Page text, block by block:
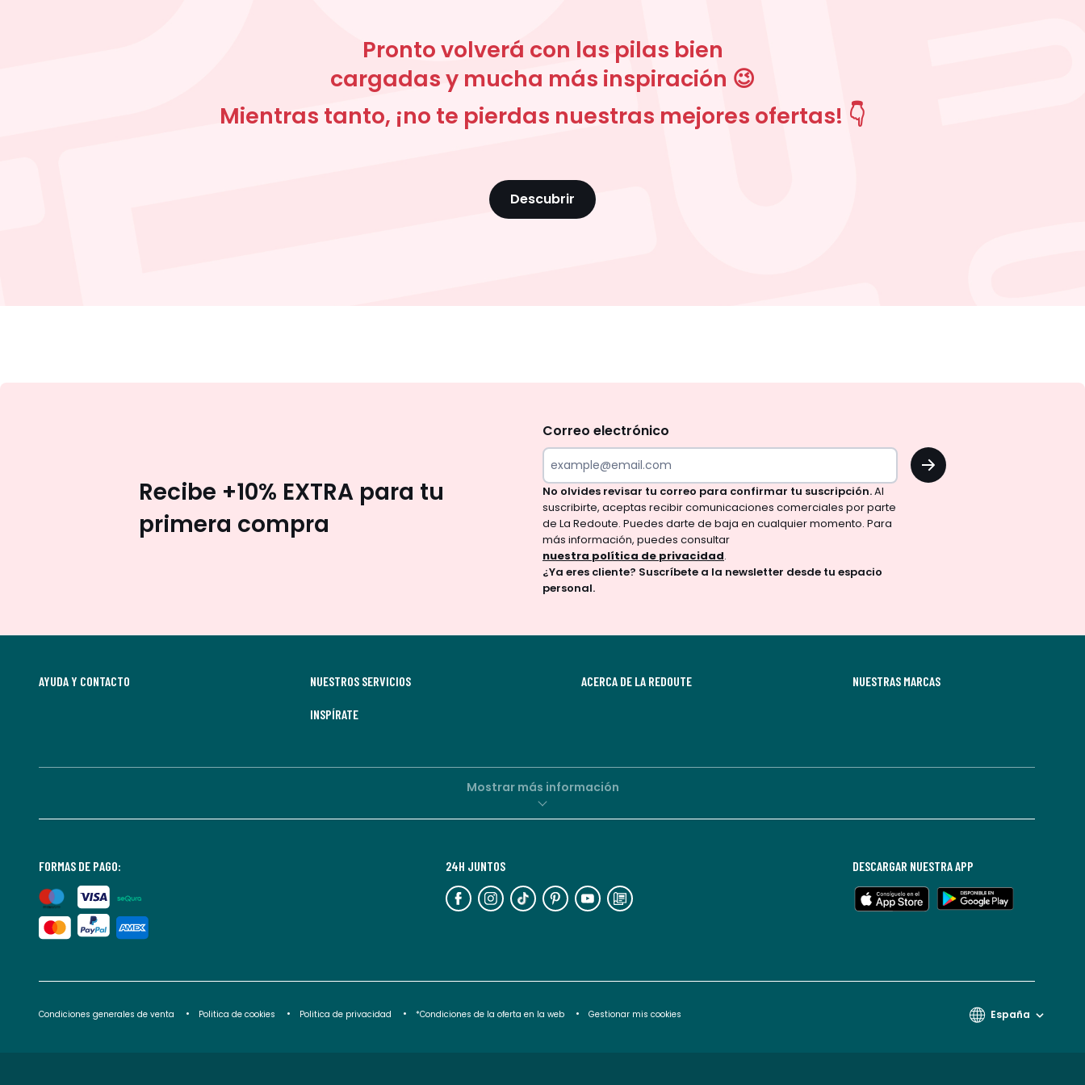
Pronto volverá con las pilas bien
cargadas y mucha más inspiración 😉
Mientras tanto, ¡no te pierdas nuestras mejores ofertas! 👇
Descubrir
olvides
revisar
tu
correo
para
confirmar
tu
suscripción.
Al
aceptas
comunicaciones
parte
de
La
de
baja
momento.
más
Recibe +10% EXTRA para tu
primera compra
Correo electrónico
OK
No olvides revisar tu correo para confirmar tu suscripción.Al
suscribirte, aceptas recibir comunicaciones comerciales por parte
de La Redoute. Puedes darte de baja en cualquier momento. Para
más información, puedes consultar
nuestra política de privacidad.
¿Ya eres cliente? Suscríbete a la newsletter desde tu espacio
personal.
AYUDA Y CONTACTO NUESTROS SERVICIOS
INSPÍRATE
ACERCA DE LA REDOUTE NUESTRAS MARCAS
Mostrar más información
FORMAS DE PAGO: 24H JUNTOS DESCARGAR NUESTRA APP
Condiciones generales de venta Politica de cookies Politica de privacidad *Condiciones de la oferta en la web Gestionar mis cookies España